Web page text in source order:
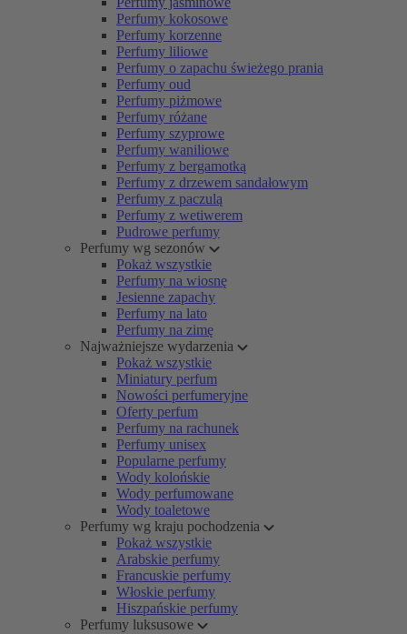
Perfumy kokosowe
Perfumy korzenne
Perfumy liliowe
Perfumy o zapachu świeżego prania
Perfumy oud
Perfumy piżmowe
Perfumy różane
Perfumy szyprowe
Perfumy waniliowe
Perfumy z bergamotką
Perfumy z drzewem sandałowym
Perfumy z paczulą
Perfumy z wetiwerem
Pudrowe perfumy
Perfumy wg sezonów
Pokaż wszystkie
Perfumy na wiosnę
Jesienne zapachy
Perfumy na lato
Perfumy na zimę
Najważniejsze wydarzenia
Pokaż wszystkie
Miniatury perfum
Nowości perfumeryjne
Oferty perfum
Perfumy na rachunek
Perfumy unisex
Popularne perfumy
Wody kolońskie
Wody perfumowane
Wody toaletowe
Perfumy wg kraju pochodzenia
Pokaż wszystkie
Arabskie perfumy
Francuskie perfumy
Włoskie perfumy
Hiszpańskie perfumy
Perfumy luksusowe